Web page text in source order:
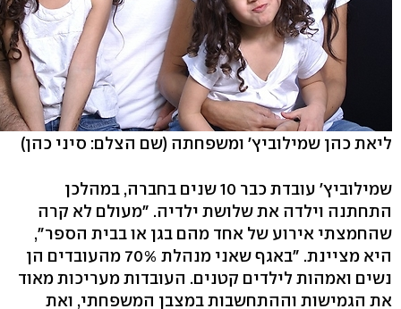
ליאת כהן שמילוביץ' ומשפחתה (שם הצלם: סיני כהן)
שמילוביץ' עובדת כבר 10 שנים בחברה, במהלכן
התחתנה וילדה את שלושת ילדיה. "מעולם לא קרה
שהחמצתי אירוע של אחד מהם בגן או בבית הספר",
היא מציינת. "באגף שאני מנהלת 70% מהעובדים הן
נשים ואמהות לילדים קטנים. העובדות מעריכות מאוד
את הגמישות וההתחשבות במצבן המשפחתי, ואת